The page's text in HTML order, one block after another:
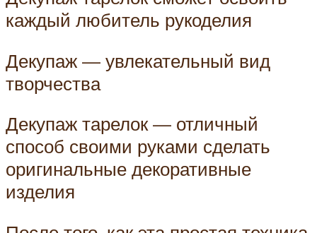
каждый любитель рукоделия
Декупаж — увлекательный вид
творчества
Декупаж тарелок — отличный
способ своими руками сделать
оригинальные декоративные
изделия